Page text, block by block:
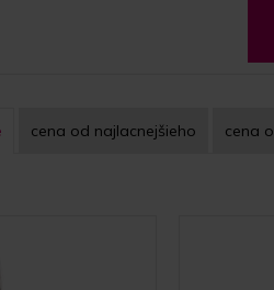
cena od najlacnejšieho cena